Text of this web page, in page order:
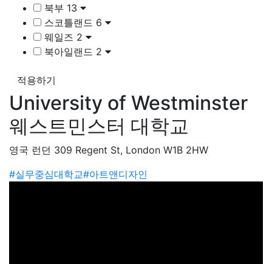
북부 13
스코틀랜드 6
웨일즈 2
북아일랜드 2
적용하기
University of Westminster
웨스트민스터 대학교
영국 런던 309 Regent St, London W1B 2HW
#실무중심대학교#아트앤디자인